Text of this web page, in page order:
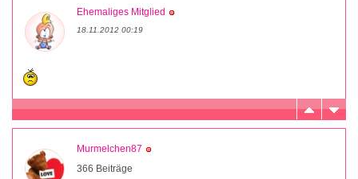
Ehemaliges Mitglied
18.11.2012 00:19
Murmelchen87
366 Beiträge